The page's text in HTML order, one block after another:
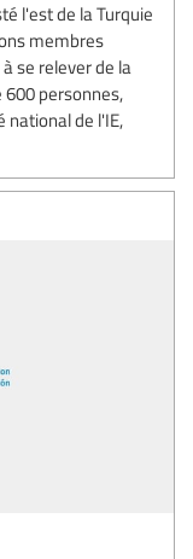
l'est de la Turquie
membres
se relever de la
personnes,
national de l'IE,